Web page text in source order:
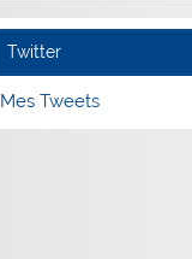
Twitter
Mes Tweets